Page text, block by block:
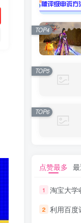
TOP4
TOP5
TOP6
点赞最多
1 淘宝大学收费视
2 利用百度评价轻松日